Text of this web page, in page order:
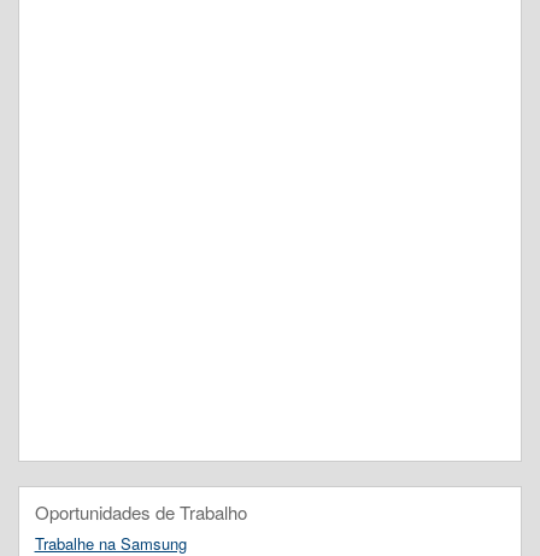
Oportunidades de Trabalho
Trabalhe na Samsung